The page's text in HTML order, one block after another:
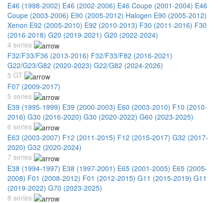
E46 (1998-2002) E46 (2002-2006) E46 Coupe (2001-2004) E46
Coupe (2003-2006) E90 (2005-2012) Halogen E90 (2005-2012)
Xenon E92 (2005-2010) E92 (2010-2013) F30 (2011-2016) F30
(2016-2018) G20 (2019-2021) G20 (2022-2024)
4 series
F32/F33/F36 (2013-2016) F32/F33/F82 (2016-2021)
G22/G23/G82 (2020-2023) G22/G82 (2024-2026)
5 GT
F07 (2009-2017)
5 series
E39 (1995-1999) E39 (2000-2003) E60 (2003-2010) F10 (2010-
2016) G30 (2016-2020) G30 (2020-2022) G60 (2023-2025)
6 series
E63 (2003-2007) F12 (2011-2015) F12 (2015-2017) G32 (2017-
2020) G32 (2020-2024)
7 series
E38 (1994-1997) E38 (1997-2001) E65 (2001-2005) E65 (2005-
2008) F01 (2008-2012) F01 (2012-2015) G11 (2015-2019) G11
(2019-2022) G70 (2023-2025)
8 series